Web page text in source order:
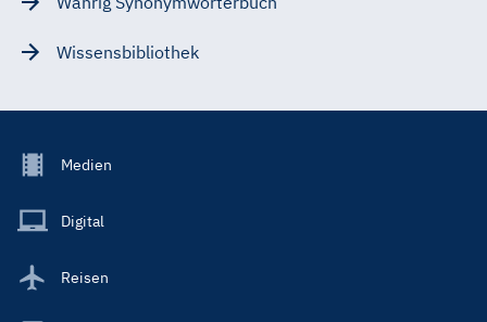
Wissensbibliothek
Footer
Main
Medien
Digital
Reisen